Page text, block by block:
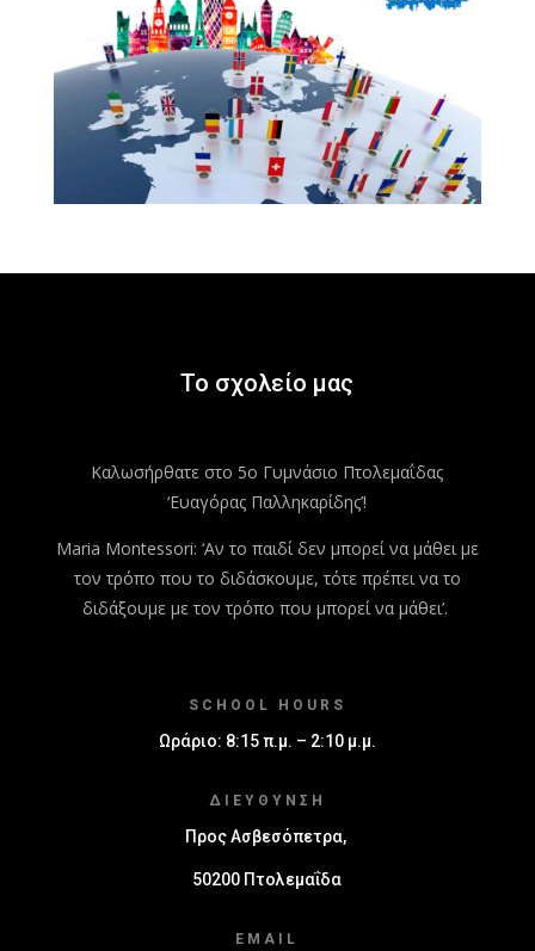
Το σχολείο μας
Καλωσήρθατε στο 5ο Γυμνάσιο Πτολεμαΐδας
‘Ευαγόρας Παλληκαρίδης’!
Maria Montessori: ‘Αν το παιδί δεν μπορεί να μάθει με
τον τρόπο που το διδάσκουμε, τότε πρέπει να το
διδάξουμε με τον τρόπο που μπορεί να μάθει’.
SCHOOL HOURS
Ωράριο: 8:15 π.μ. – 2:10 μ.μ.
ΔΙΕΎΘΥΝΣΗ
Προς Ασβεσόπετρα,
50200 Πτολεμαΐδα
EMAIL